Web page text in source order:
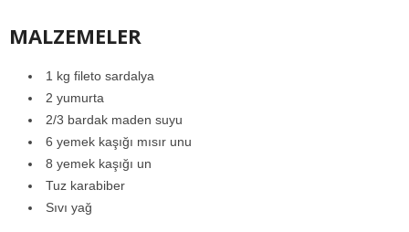
MALZEMELER
1 kg fileto sardalya
2 yumurta
2/3 bardak maden suyu
6 yemek kaşığı mısır unu
8 yemek kaşığı un
Tuz karabiber
Sıvı yağ